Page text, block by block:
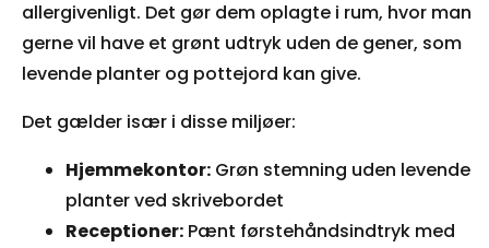
allergivenligt. Det gør dem oplagte i rum, hvor man
gerne vil have et grønt udtryk uden de gener, som
levende planter og pottejord kan give.
Det gælder især i disse miljøer:
Hjemmekontor: Grøn stemning uden levende
planter ved skrivebordet
Receptioner: Pænt førstehåndsindtryk med